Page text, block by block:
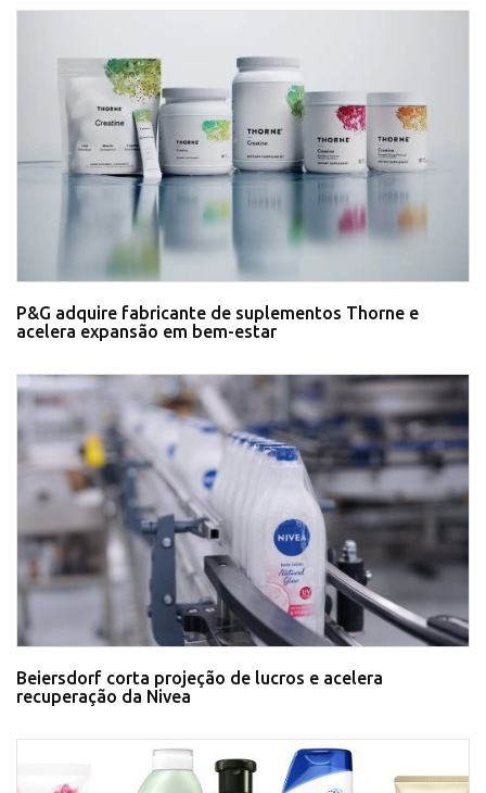
P&G adquire fabricante de suplementos Thorne e
acelera expansão em bem-estar
Beiersdorf corta projeção de lucros e acelera
recuperação da Nivea